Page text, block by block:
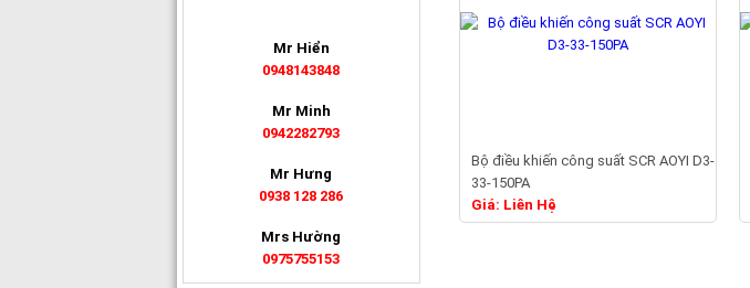
Bộ điều khiến công suất SCR AOYI D3-
33-150PA
Giá: Liên Hệ
Mr Hiển
0948143848
Mr Minh
0942282793
Mr Hưng
0938 128 286
Mrs Hường
0975755153